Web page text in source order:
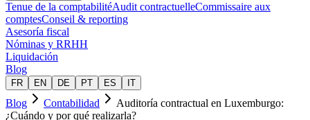
Tenue de la comptabilitéAudit contractuelleCommissaire aux
comptesConseil & reporting
Asesoría fiscal
Nóminas y RRHH
Liquidación
Blog
FR EN DE PT ES IT
Blog Contabilidad
Auditoría contractual en Luxemburgo:
¿Cuándo y por qué realizarla?